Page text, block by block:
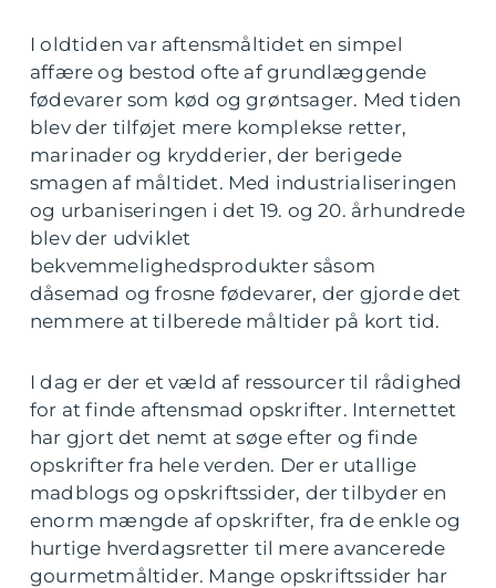
I oldtiden var aftensmåltidet en simpel
affære og bestod ofte af grundlæggende
fødevarer som kød og grøntsager. Med tiden
blev der tilføjet mere komplekse retter,
marinader og krydderier, der berigede
smagen af måltidet. Med industrialiseringen
og urbaniseringen i det 19. og 20. århundrede
blev der udviklet
bekvemmelighedsprodukter såsom
dåsemad og frosne fødevarer, der gjorde det
nemmere at tilberede måltider på kort tid.
I dag er der et væld af ressourcer til rådighed
for at finde aftensmad opskrifter. Internettet
har gjort det nemt at søge efter og finde
opskrifter fra hele verden. Der er utallige
madblogs og opskriftssider, der tilbyder en
enorm mængde af opskrifter, fra de enkle og
hurtige hverdagsretter til mere avancerede
gourmetmåltider. Mange opskriftssider har